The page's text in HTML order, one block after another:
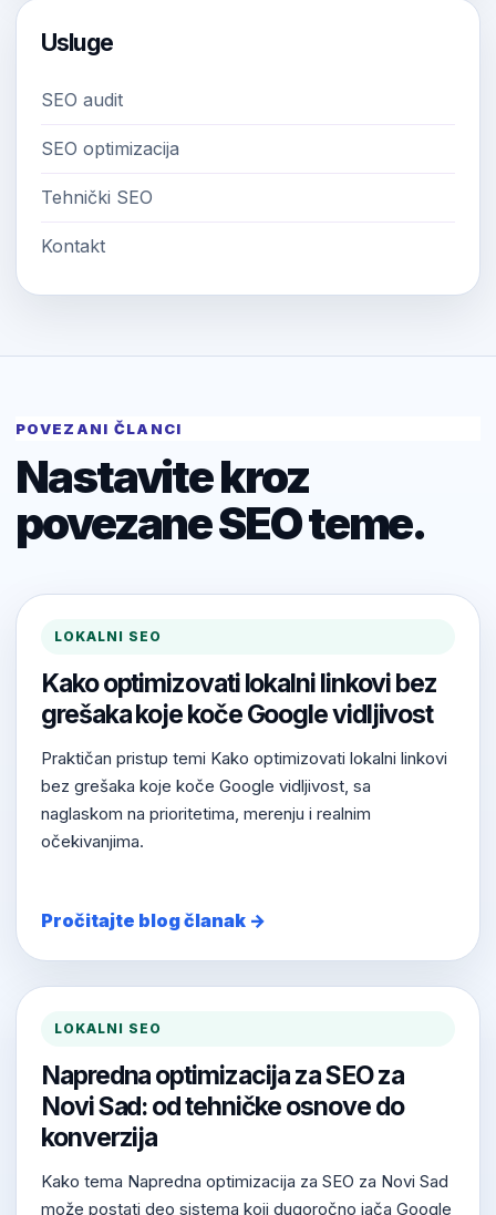
Usluge
SEO audit
SEO optimizacija
Tehnički SEO
Kontakt
POVEZANI ČLANCI
Nastavite kroz
povezane SEO teme.
LOKALNI SEO
Kako optimizovati lokalni linkovi bez
grešaka koje koče Google vidljivost
Praktičan pristup temi Kako optimizovati lokalni linkovi
bez grešaka koje koče Google vidljivost, sa
naglaskom na prioritetima, merenju i realnim
očekivanjima.
Pročitajte blog članak →
LOKALNI SEO
Napredna optimizacija za SEO za
Novi Sad: od tehničke osnove do
konverzija
Kako tema Napredna optimizacija za SEO za Novi Sad
može postati deo sistema koji dugoročno jača Google